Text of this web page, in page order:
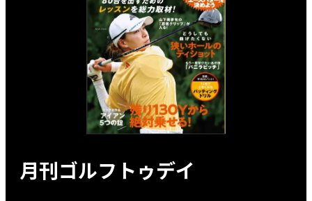
月刊ゴルフトゥデイ